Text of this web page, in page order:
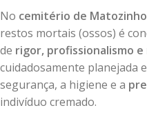
No cemitério de
restos mortais (ossos) é
de rigor, profissionalismo
cuidadosamente planejada
segurança, a higiene e a
indivíduo cremado.